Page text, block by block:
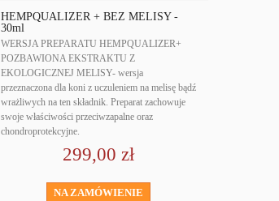
HEMPQUALIZER + BEZ MELISY -
30ml
WERSJA PREPARATU HEMPQUALIZER+
POZBAWIONA EKSTRAKTU Z
EKOLOGICZNEJ MELISY- wersja
przeznaczona dla koni z uczuleniem na melisę bądź
wrażliwych na ten składnik. Preparat zachowuje
swoje właściwości przeciwzapalne oraz
chondroprotekcyjne.
299,00 zł
NA ZAMÓWIENIE